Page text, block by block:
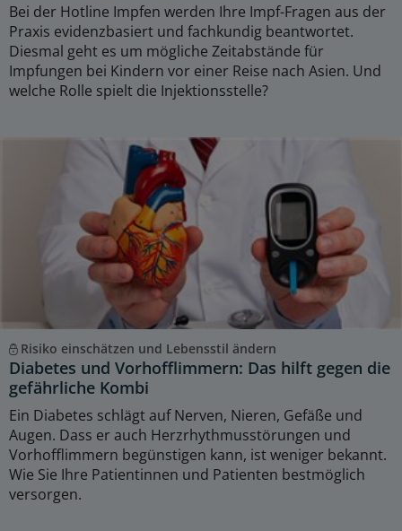
Bei der Hotline Impfen werden Ihre Impf-Fragen aus der
Praxis evidenzbasiert und fachkundig beantwortet.
Diesmal geht es um mögliche Zeitabstände für
Impfungen bei Kindern vor einer Reise nach Asien. Und
welche Rolle spielt die Injektionsstelle?
Risiko einschätzen und Lebensstil ändern
Diabetes und Vorhofflimmern: Das hilft gegen die
gefährliche Kombi
Ein Diabetes schlägt auf Nerven, Nieren, Gefäße und
Augen. Dass er auch Herzrhythmusstörungen und
Vorhofflimmern begünstigen kann, ist weniger bekannt.
Wie Sie Ihre Patientinnen und Patienten bestmöglich
versorgen.